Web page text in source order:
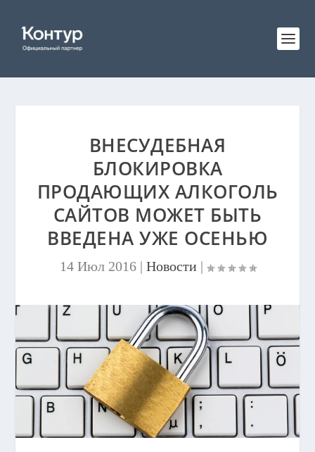
ВНЕСУДЕБНАЯ
БЛОКИРОВКА
ПРОДАЮЩИХ АЛКОГОЛЬ
САЙТОВ МОЖЕТ БЫТЬ
ВВЕДЕНА УЖЕ ОСЕНЬЮ
14 Июл 2016| Новости |